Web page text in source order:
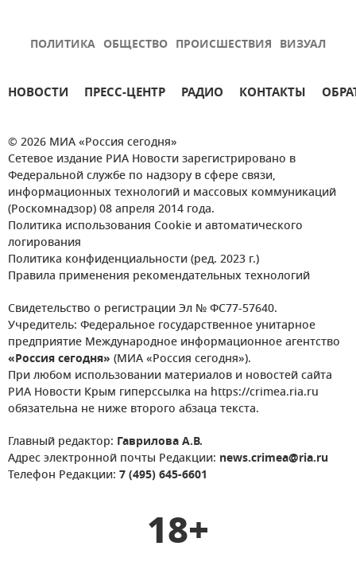
ПОЛИТИКА ОБЩЕСТВО ПРОИСШЕСТВИЯ ВИЗУАЛ
НОВОСТИ ПРЕСС-ЦЕНТР РАДИО КОНТАКТЫ
© 2026 МИА «Россия сегодня»
Сетевое издание РИА Новости зарегистрировано в
Федеральной службе по надзору в сфере связи,
информационных технологий и массовых коммуникаций
(Роскомнадзор) 08 апреля 2014 года.
Политика использования Cookie и автоматического
логирования
Политика конфиденциальности (ред. 2023 г.)
Правила применения рекомендательных технологий
Свидетельство о регистрации Эл № ФС77-57640.
Учредитель: Федеральное государственное унитарное
предприятие Международное информационное агентство
«Россия сегодня» (МИА «Россия сегодня»).
При любом использовании материалов и новостей сайта
РИА Новости Крым гиперссылка на https://crimea.ria.ru
обязательна не ниже второго абзаца текста.
Главный редактор: Гаврилова А.В.
Адрес электронной почты Редакции: news.crimea@ria.ru
Телефон Редакции: 7 (495) 645-6601
18+